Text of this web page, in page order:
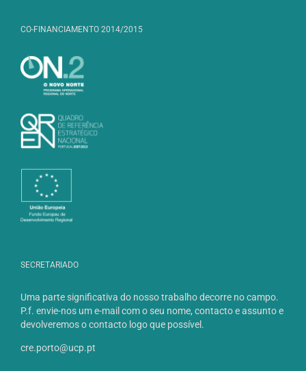
CO-FINANCIAMENTO 2014/2015
SECRETARIADO
Uma parte significativa do nosso trabalho decorre no campo.
P.f. envie-nos um e-mail com o seu nome, contacto e assunto e
devolveremos o contacto logo que possível.
cre.porto@ucp.pt